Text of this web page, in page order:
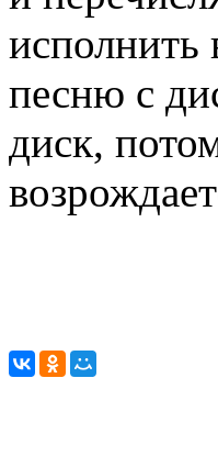
песню с
диск,